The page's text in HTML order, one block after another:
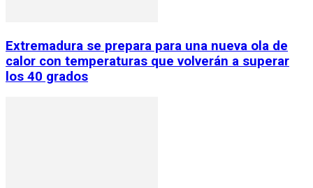
Extremadura se prepara para una nueva ola de
calor con temperaturas que volverán a superar
los 40 grados